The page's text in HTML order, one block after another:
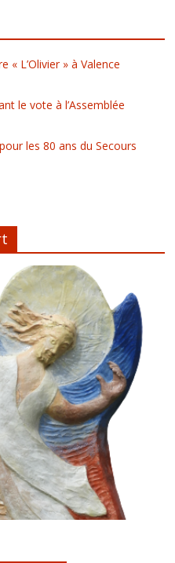
« L’Olivier » à Valence
le vote à l’Assemblée
les 80 ans du Secours